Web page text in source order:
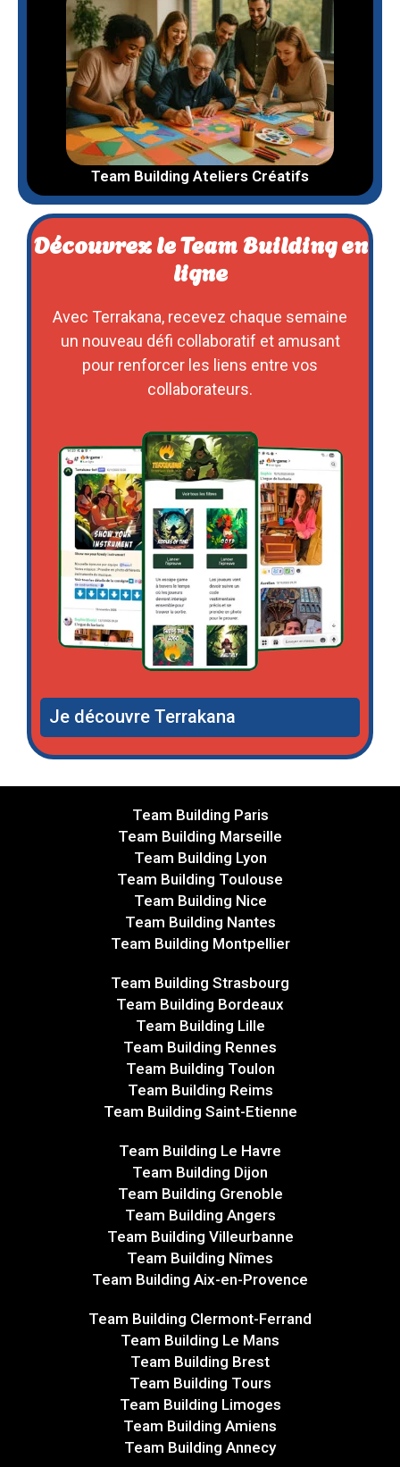
Team Building Ateliers Créatifs
Découvrez le Team Building en
ligne
Avec Terrakana, recevez chaque semaine
un nouveau défi collaboratif et amusant
pour renforcer les liens entre vos
collaborateurs.
Je découvre Terrakana
Team Building Paris
Team Building Marseille
Team Building Lyon
Team Building Toulouse
Team Building Nice
Team Building Nantes
Team Building Montpellier
Team Building Strasbourg
Team Building Bordeaux
Team Building Lille
Team Building Rennes
Team Building Toulon
Team Building Reims
Team Building Saint-Etienne
Team Building Le Havre
Team Building Dijon
Team Building Grenoble
Team Building Angers
Team Building Villeurbanne
Team Building Nîmes
Team Building Aix-en-Provence
Team Building Clermont-Ferrand
Team Building Le Mans
Team Building Brest
Team Building Tours
Team Building Limoges
Team Building Amiens
Team Building Annecy